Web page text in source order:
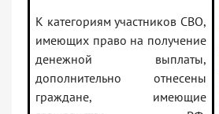
К категориям участников СВО,
имеющих право на получение
денежной выплаты,
дополнительно отнесены
граждане, имеющие